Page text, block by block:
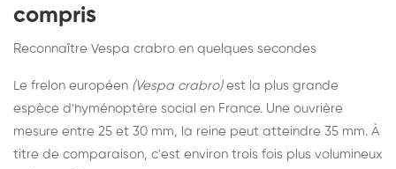
compris
Reconnaître Vespa crabro en quelques secondes
Le frelon européen (Vespa crabro)est la plus grande
espèce d'hyménoptère social en France. Une ouvrière
mesure entre 25 et 30 mm, la reine peut atteindre 35 mm. À
titre de comparaison, c'est environ trois fois plus volumineux